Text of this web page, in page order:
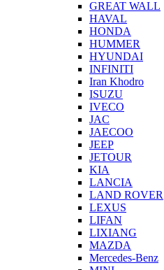
GREAT WALL
HAVAL
HONDA
HUMMER
HYUNDAI
INFINITI
Iran Khodro
ISUZU
IVECO
JAC
JAECOO
JEEP
JETOUR
KIA
LANCIA
LAND ROVER
LEXUS
LIFAN
LIXIANG
MAZDA
Mercedes-Benz